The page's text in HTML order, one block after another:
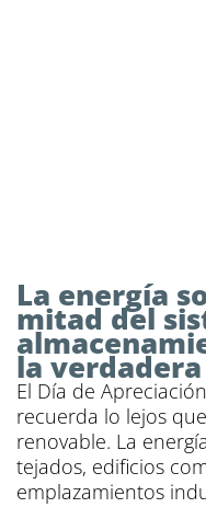
La energía
mitad del
la
El Día de
recuerda lo lejos
renovable. La
tejados, edificios
emplazamientos